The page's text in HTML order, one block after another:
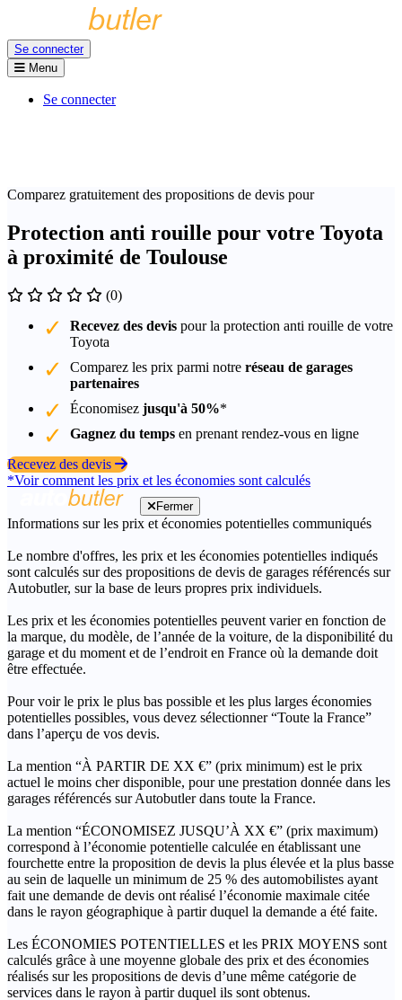
Se connecter
Menu
Se connecter
Comparez gratuitement des propositions de devis pour
Protection anti rouille pour votre Toyota
à proximité de Toulouse
(0)
Recevez des devis pour la protection anti rouille de votre
Toyota
Comparez les prix parmi notre réseau de garages
partenaires
Économisez jusqu'à 50%*
Gagnez du temps en prenant rendez-vous en ligne
Recevez des devis
*Voir comment les prix et les économies sont calculés
Fermer
Informations sur les prix et économies potentielles communiqués
Le nombre d'offres, les prix et les économies potentielles indiqués
sont calculés sur des propositions de devis de garages référencés sur
Autobutler, sur la base de leurs propres prix individuels.
Les prix et les économies potentielles peuvent varier en fonction de
la marque, du modèle, de l’année de la voiture, de la disponibilité du
garage et du moment et de l’endroit en France où la demande doit
être effectuée.
Pour voir le prix le plus bas possible et les plus larges économies
potentielles possibles, vous devez sélectionner “Toute la France”
dans l’aperçu de vos devis.
La mention “À PARTIR DE XX €” (prix minimum) est le prix
actuel le moins cher disponible, pour une prestation donnée dans les
garages référencés sur Autobutler dans toute la France.
La mention “ÉCONOMISEZ JUSQU’À XX €” (prix maximum)
correspond à l’économie potentielle calculée en établissant une
fourchette entre la proposition de devis la plus élevée et la plus basse
au sein de laquelle un minimum de 25 % des automobilistes ayant
fait une demande de devis ont réalisé l’économie maximale citée
dans le rayon géographique à partir duquel la demande a été faite.
Les ÉCONOMIES POTENTIELLES et les PRIX MOYENS sont
calculés grâce à une moyenne globale des prix et des économies
réalisés sur les propositions de devis d’une même catégorie de
services dans le rayon à partir duquel ils sont obtenus.